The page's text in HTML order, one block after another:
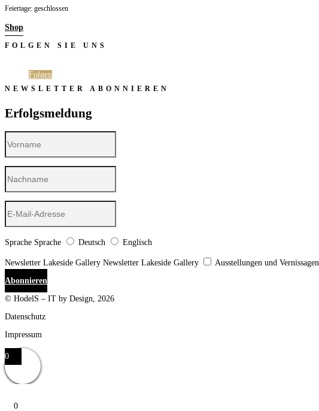
Feiertage: geschlossen
Shop
FOLGEN SIE UNS
Folgen
NEWSLETTER ABONNIEREN
Erfolgsmeldung
Sprache Sprache Deutsch Englisch
Newsletter Lakeside Gallery Newsletter Lakeside Gallery Ausstellungen und Vernissagen
Abonnieren
© HodelS – IT by Design, 2026
Datenschutz
Impressum
0
0